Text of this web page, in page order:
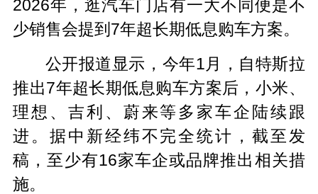
2026年，逛汽车门店有一大不同便是不
少销售会提到7年超长期低息购车方案。
公开报道显示，今年1月，自特斯拉
推出7年超长期低息购车方案后，小米、
理想、吉利、蔚来等多家车企陆续跟
进。据中新经纬不完全统计，截至发
稿，至少有16家车企或品牌推出相关措
施。